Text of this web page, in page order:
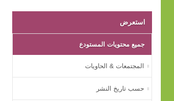
استعرض
جميع محتويات المستودع
المجتمعات & الحاويات
حسب تاريخ النشر